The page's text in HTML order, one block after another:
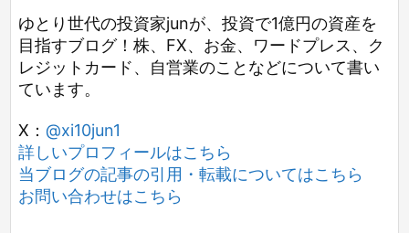
ゆとり世代の投資家junが、投資で1億円の資産を
目指すブログ！株、FX、お金、ワードプレス、ク
レジットカード、自営業のことなどについて書い
ています。
X： @xi10jun1
詳しいプロフィールはこちら
当ブログの記事の引用・転載についてはこちら
お問い合わせはこちら